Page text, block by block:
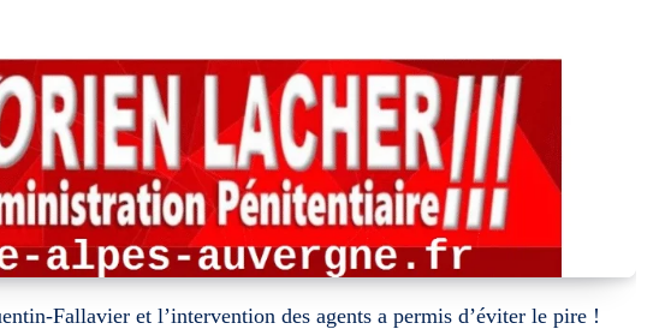
Fallavier et l’intervention des agents a permis d’éviter le pire !